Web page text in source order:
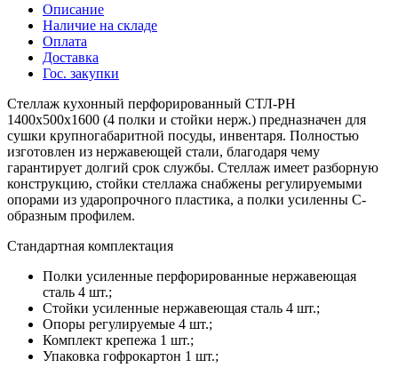
Описание
Наличие на складе
Оплата
Доставка
Гос. закупки
Стеллаж кухонный перфорированный СТЛ-РН
1400х500х1600 (4 полки и стойки нерж.) предназначен для
сушки крупногабаритной посуды, инвентаря. Полностью
изготовлен из нержавеющей стали, благодаря чему
гарантирует долгий срок службы. Стеллаж имеет разборную
конструкцию, стойки стеллажа снабжены регулируемыми
опорами из ударопрочного пластика, а полки усиленны С-
образным профилем.
Стандартная комплектация
Полки усиленные перфорированные нержавеющая
сталь 4 шт.;
Стойки усиленные нержавеющая сталь 4 шт.;
Опоры регулируемые 4 шт.;
Комплект крепежа 1 шт.;
Упаковка гофрокартон 1 шт.;